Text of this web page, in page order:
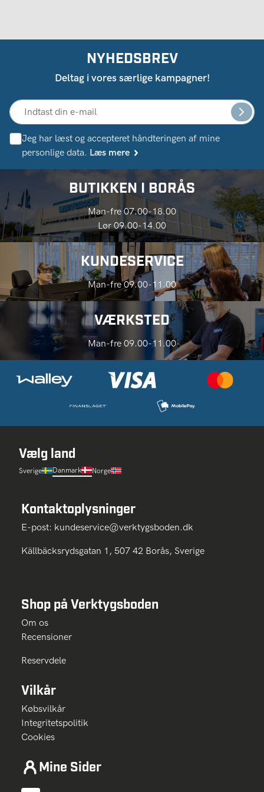
NYHEDSBREV
Deltag i vores særlige kampagner!
Jeg har læst og accepteret håndteringen af ​​mine
personlige data. Læs mere
BUTIKKEN I BORÅS
Man-fre 07.00-18.00
Lør 09.00-14.00
KUNDESERVICE
Man-fre 09.00-11.00
VÆRKSTED
Man-fre 09.00-11.00
Vælg land
Sverige Danmark Norge
Kontaktoplysninger
E-post: kundeservice@verktygsboden.dk
Källbäcksrydsgatan 1, 507 42 Borås, Sverige
Shop på Verktygsboden
Om os
Recensioner
Reservdele
Vilkår
Købsvilkår
Integritetspolitik
Cookies
Mine Sider